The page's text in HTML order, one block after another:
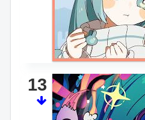
13